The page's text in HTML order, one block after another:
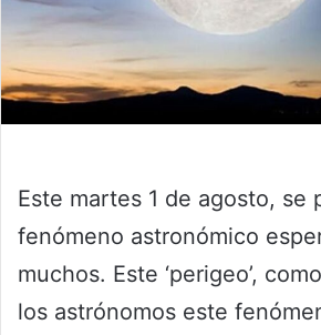
Este martes 1 de agosto, se
fenómeno astronómico
muchos. Este ‘perigeo’,
los astrónomos este